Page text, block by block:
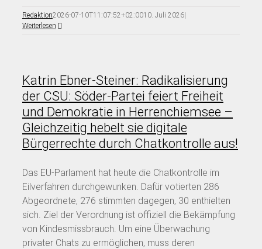
Redaktion2026-07-10T11:07:52+02:0010. Juli 2026|
Weiterlesen
Katrin Ebner-Steiner: Radikalisierung
der CSU: Söder-Partei feiert Freiheit
und Demokratie in Herrenchiemsee –
Gleichzeitig hebelt sie digitale
Bürgerrechte durch Chatkontrolle aus!
Das EU-Parlament hat heute die Chatkontrolle im
Eilverfahren durchgewunken. Dafür votierten 286
Abgeordnete, 276 stimmten dagegen, 30 enthielten
sich. Ziel der Verordnung ist offiziell die Bekämpfung
von Kindesmissbrauch. Um eine Überwachung
privater Chats zu ermöglichen, muss deren